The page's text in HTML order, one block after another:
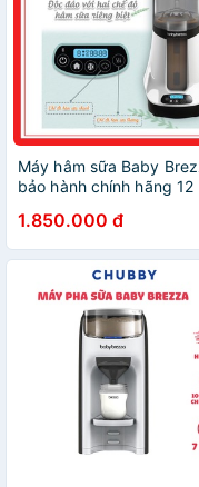
Máy hâm sữa Baby
bảo hành chính hãng 12
1.850.000 đ